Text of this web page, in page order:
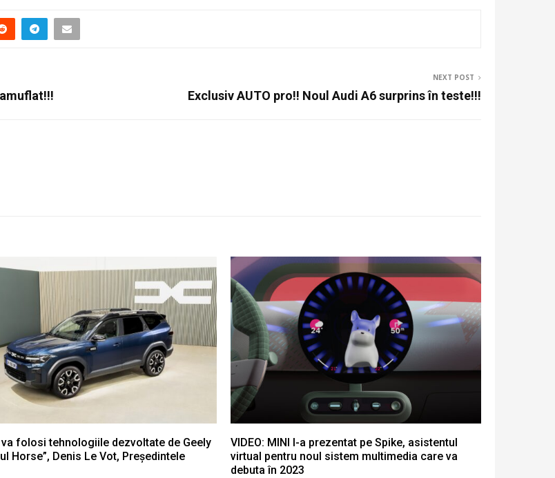
NEXT POST
Exclusiv AUTO pro!! Noul Audi A6 surprins în teste!!!
va folosi tehnologiile dezvoltate de Geely
Horse”, Denis Le Vot, Președintele
VIDEO: MINI l-a prezentat pe Spike, asistentul
virtual pentru noul sistem multimedia care va
debuta în 2023